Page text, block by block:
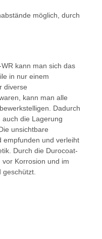
möglich, durch
kann man sich das
in nur einem
diverse
kann man alle
Dadurch
die Lagerung
unsichtbare
empfunden und verleiht
Durch die Durocoat-
Korrosion und im